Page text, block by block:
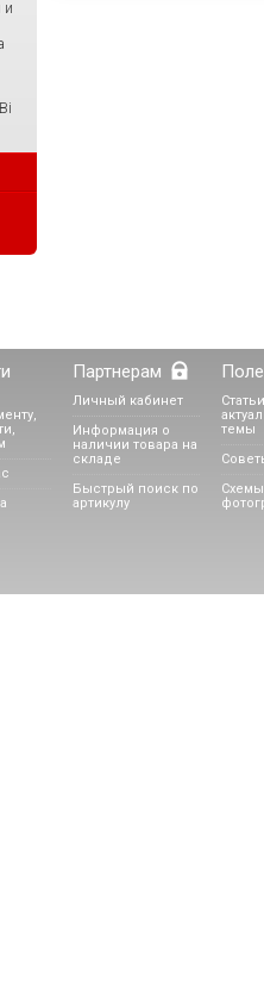
и
Партнерам
Личный кабинет
Информация о
наличии товара на
складе
Быстрый поиск по
артикулу
темы